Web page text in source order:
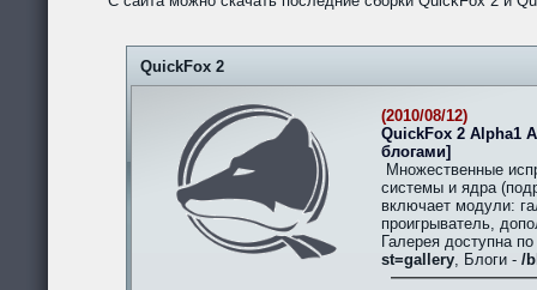
QuickFox 2
(2010/08/12)
QuickFox 2 Alpha1
блогами]
Множественные
системы и ядра
включает модули:
проигрыватель,
Галерея доступна
st=gallery, Блоги - /